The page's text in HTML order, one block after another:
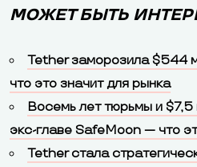
МОЖЕТ БЫТЬ
Tether заморозила $544
что это значит для рынка
Восемь лет тюрьмы и
экс-главе SafeMoon — что
Tether стала